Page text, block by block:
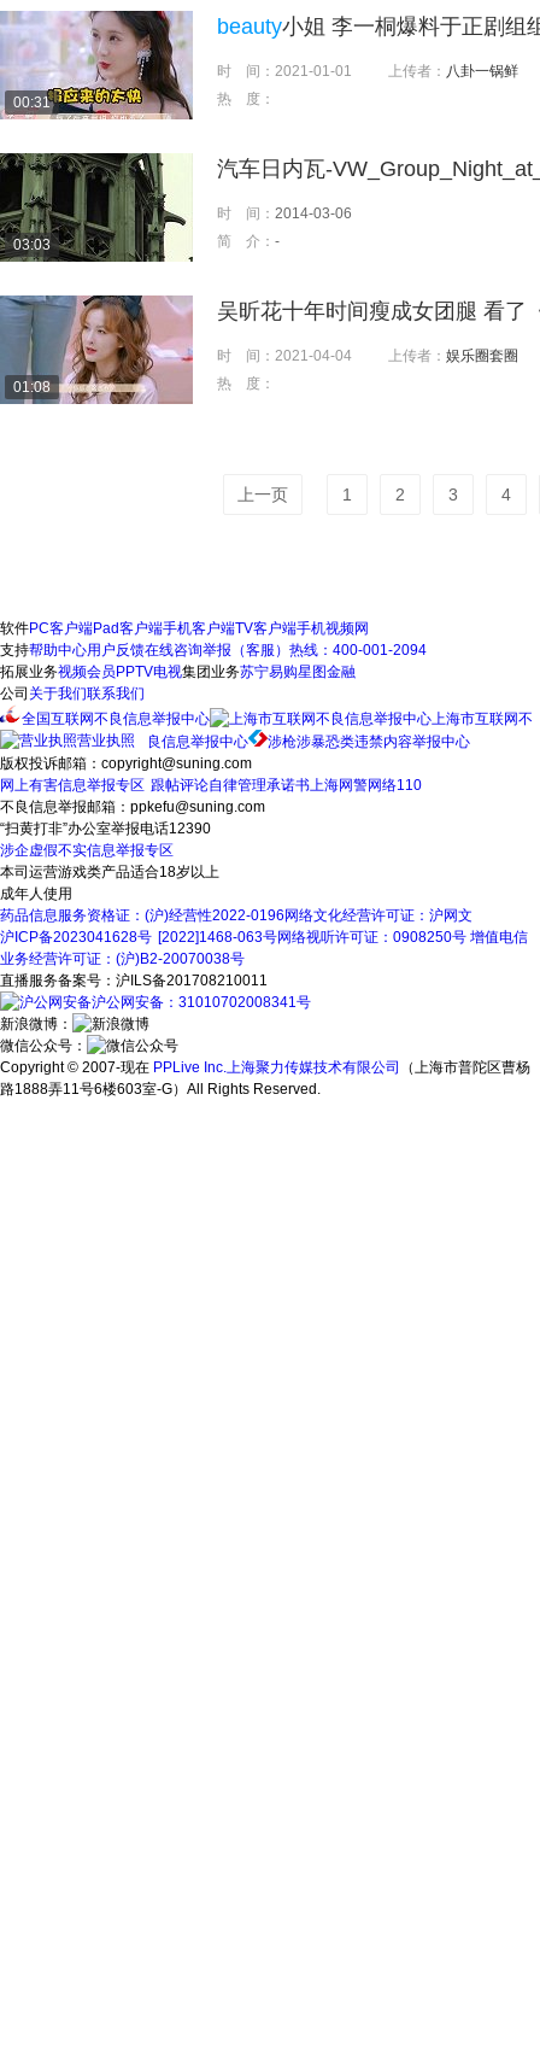
00:31
beauty小姐 李一桐爆料于正剧组组团
时 间： 2021-01-01 上传者： 八卦一锅鲜
热 度：
03:03
汽车日内瓦-
时 间： 2014-03-06
简 介： -
01:08
吴昕花十年时间瘦成女团腿 看了
时 间： 2021-04-04 上传者： 娱乐圈套圈
热 度：
上一页 1 2 3 4
软件PC客户端Pad客户端手机客户端TV客户端手机视频网
支持帮助中心用户反馈在线咨询举报（客服）热线：400-001-2094
拓展业务视频会员 PPTV电视集团业务苏宁易购星图金融
公司 关于我们联系我们
全国互联网不良信息举报中心
上海市互联网不
良信息举报中心
涉枪涉暴恐类违禁内容举报中心
营业执照
版权投诉邮箱：copyright@suning.com
跟帖评论自律管理承诺书
网上有害信息举报专区
上海网警网络110
不良信息举报邮箱：ppkefu@suning.com
“扫黄打非”办公室举报电话12390
涉企虚假不实信息举报专区
本司运营游戏类产品适合18岁以上
成年人使用
药品信息服务资格证：(沪)经营性2022-0196 网络文化经营许可证：沪网文
[2022]1468-063号
沪ICP备2023041628号 网络视听许可证：0908250号 增值电信
业务经营许可证：(沪)B2-20070038号
直播服务备案号：沪ILS备201708210011
沪公网安备：31010702008341号
新浪微博：
微信公众号：
Copyright © 2007-现在 PPLive Inc.上海聚力传媒技术有限公司
（上海市普陀区曹杨
路1888弄11号6楼603室-G）All Rights Reserved.